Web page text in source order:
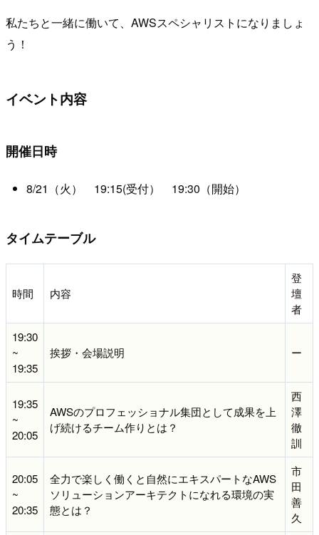
私たちと一緒に働いて、AWSスペシャリストになりましょ
う！
イベント内容
開催日時
8/21（火） 19:15(受付） 19:30（開始）
タイムテーブル
時間 内容
登
壇
者
19:30
~
19:35
挨拶・会場説明 ー
19:35
~
20:05
AWSのプロフェッショナル集団として成果を上
げ続けるチーム作りとは？
西
澤
徹
訓
20:05
~
20:35
全力で楽しく働くと自然にエキスパートなAWS
ソリューションアーキテクトになれる環境の実
態とは？
市
田
善
久